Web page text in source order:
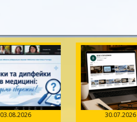
03.08.2026 30.07.2026